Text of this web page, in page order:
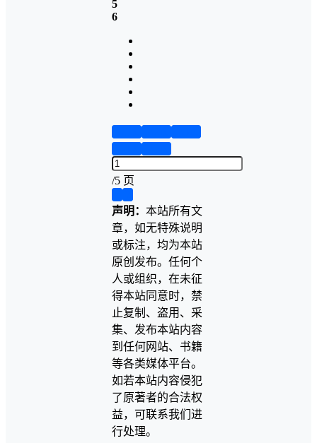
5
6
/5 页
声明： 本站所有文
章，如无特殊说明
或标注，均为本站
原创发布。任何个
人或组织，在未征
得本站同意时，禁
止复制、盗用、采
集、发布本站内容
到任何网站、书籍
等各类媒体平台。
如若本站内容侵犯
了原著者的合法权
益，可联系我们进
行处理。